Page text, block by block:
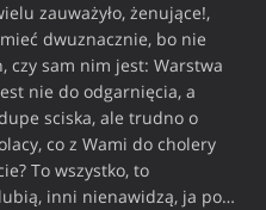
zauważyło, żenujące!,
dwuznacznie, bo nie
czy sam nim jest: Warstwa
nie do odgarnięcia, a
sciska, ale trudno o
co z Wami do cholery
To wszystko, to
inni nienawidzą, ja po…